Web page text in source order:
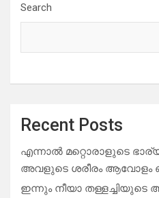
Search
Recent Posts
എന്നാൽ മറ്റൊരാളുടെ
അവളുടെ ശരീരം ആവോളം
ഇന്നും നീയാ